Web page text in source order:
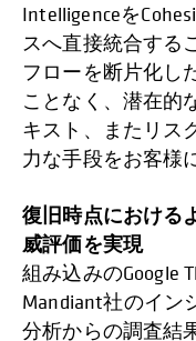
Intelligenceを
スへ直接統合する
フローを断片化し
ことなく、潜在的
キスト、またリス
力な手段をお客様
復旧時点における
威評価を実現
組み込みのGoogle
Mandiant社のイン
分析からの調査結